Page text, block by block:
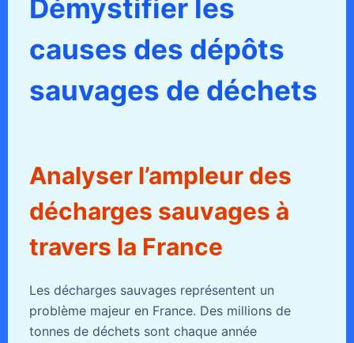
Démystifier les
causes des dépôts
sauvages de déchets
Analyser l’ampleur des
décharges sauvages à
travers la France
Les décharges sauvages représentent un
problème majeur en France. Des millions de
tonnes de déchets sont chaque année